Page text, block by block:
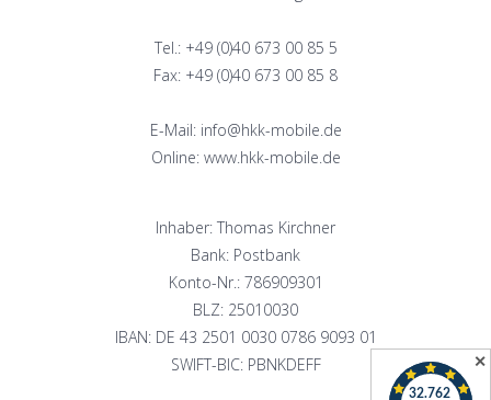
Tel.: +49 (0)40 673 00 85 5
Fax: +49 (0)40 673 00 85 8
E-Mail: info@hkk-mobile.de
Online: www.hkk-mobile.de
Inhaber: Thomas Kirchner
Bank: Postbank
Konto-Nr.: 786909301
BLZ: 25010030
IBAN: DE 43 2501 0030 0786 9093 01
SWIFT-BIC: PBNKDEFF
✕